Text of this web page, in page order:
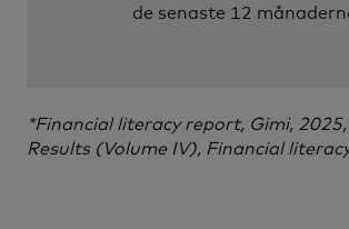
de senaste 12
*Financial literacy report, Gimi,
Results (Volume IV), Financial